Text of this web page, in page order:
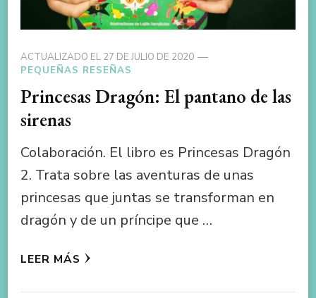
ACTUALIZADO EL 27 DE JULIO DE 2020
PEQUEÑAS RESEÑAS
Princesas Dragón: El pantano de las
sirenas
Colaboración. El libro es Princesas Dragón
2. Trata sobre las aventuras de unas
princesas que juntas se transforman en
dragón y de un príncipe que …
LEER MÁS